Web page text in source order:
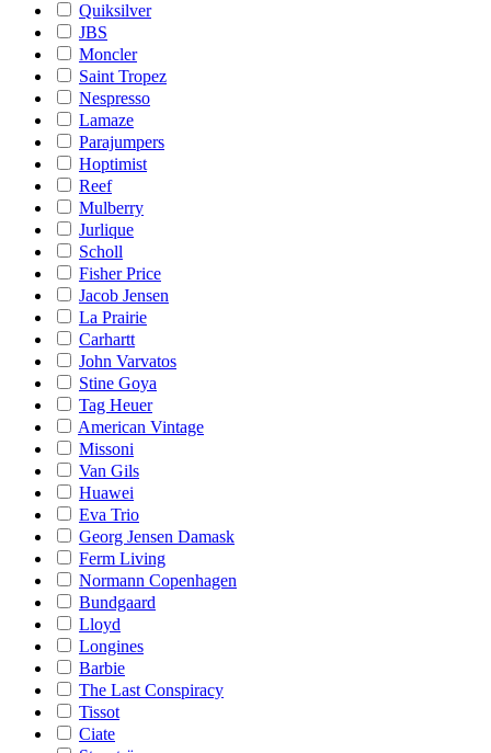
Quiksilver
JBS
Moncler
Saint Tropez
Nespresso
Lamaze
Parajumpers
Hoptimist
Reef
Mulberry
Jurlique
Scholl
Fisher Price
Jacob Jensen
La Prairie
Carhartt
John Varvatos
Stine Goya
Tag Heuer
American Vintage
Missoni
Van Gils
Huawei
Eva Trio
Georg Jensen Damask
Ferm Living
Normann Copenhagen
Bundgaard
Lloyd
Longines
Barbie
The Last Conspiracy
Tissot
Ciate